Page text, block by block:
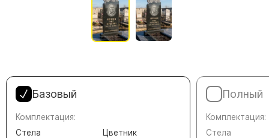
Памятники из белого мрамора Коелга
Креативные памятники
Кресты из белого мрамора
Памятники в виде гитары
Памятники из цветного гранита
Базовый
Комплектация:
Стела
Цветник
Полный
Комплектация:
Стела